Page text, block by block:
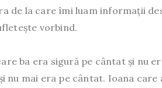
de la care îmi luam informații
vorbind.
ba era sigură pe cântat și nu
nu mai era pe cântat. Ioana care